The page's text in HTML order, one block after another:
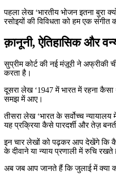
पहला लेख ‘भारतीय भोजन इतना बुरा
रसोइयों की विविधता को हम एक
क़ानूनी, ऐतिहासिक और
सुप्रीम कोर्ट की नई मंज़ूरी ने अफ्रीकी
करता है।
दूसरा लेख ‘1947 में भारत में रहना
समझ में आए।
तीसरा लेख ‘भारत के सर्वोच्च
यह प्रक्रिया कैसे पारदर्शी और तेज़
इन चार लेखों को पढ़कर आप देखेंगे कि
के दीवाने या न्याय प्रणाली में रुचि
अब जब आप जानते हैं कि जुलाई में क्या